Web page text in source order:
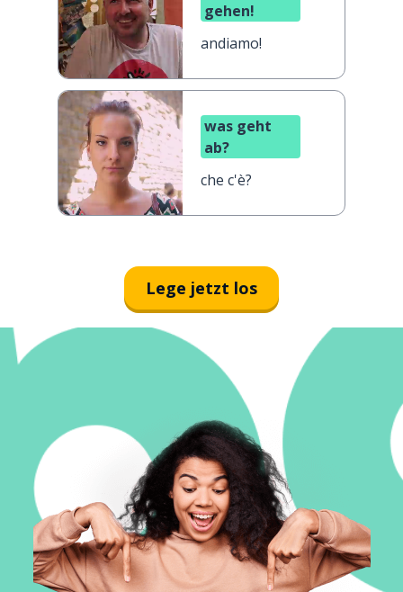
gehen!
andiamo!
was geht
ab?
che c'è?
Lege jetzt los